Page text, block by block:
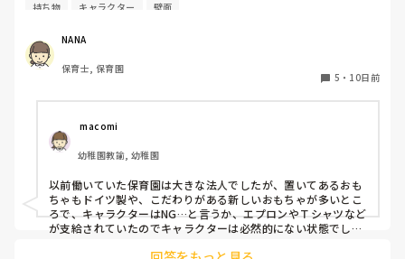
うか？皆さんの職場はどうですか？
持ち物 キャラクター 壁面
NANA
保育士, 保育園
5 ・ 10日前
macomi
幼稚園教諭, 幼稚園
以前働いていた保育園は大きな法人でしたが、置いてあるおも
ちゃもドイツ製や、こだわりがある新しいおもちゃが多いとこ
ろで、キャラクターはNG…と言うか、エプロンやＴシャツなど
が支給されていたのでキャラクターは必然的にない状態でし